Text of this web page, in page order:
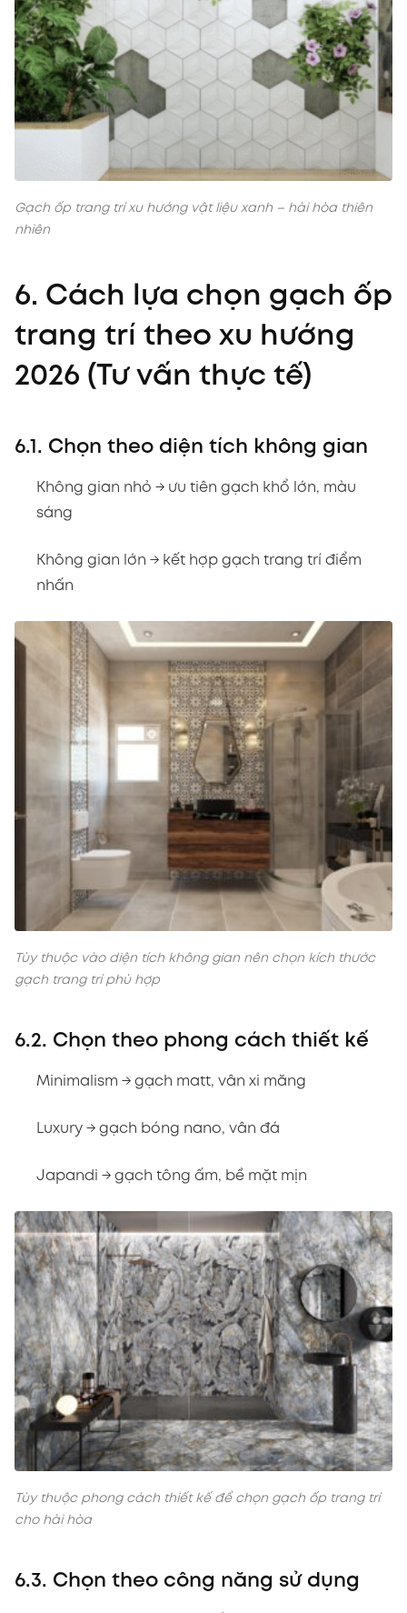
Gạch ốp trang trí xu hướng vật liệu xanh – hài hòa thiên
nhiên
6. Cách lựa chọn gạch ốp
trang trí theo xu hướng
2026 (Tư vấn thực tế)
6.1. Chọn theo diện tích không gian
Không gian nhỏ → ưu tiên gạch khổ lớn, màu
sáng
Không gian lớn → kết hợp gạch trang trí điểm
nhấn
Tùy thuộc vào diện tích không gian nên chọn kích thước
gạch trang trí phù hợp
6.2. Chọn theo phong cách thiết kế
Minimalism → gạch matt, vân xi măng
Luxury → gạch bóng nano, vân đá
Japandi → gạch tông ấm, bề mặt mịn
Tùy thuộc phong cách thiết kế để chọn gạch ốp trang trí
cho hài hòa
6.3. Chọn theo công năng sử dụng